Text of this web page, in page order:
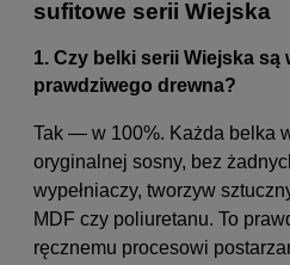
sufitowe serii Wiejska
1. Czy belki serii Wiejska są
prawdziwego drewna?
Tak — w 100%. Każda belka
oryginalnej sosny, bez
wypełniaczy, tworzyw
MDF czy poliuretanu. To
ręcznemu procesowi